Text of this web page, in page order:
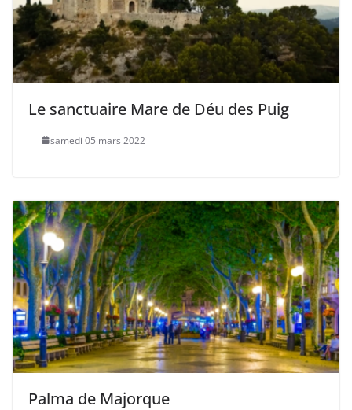
Le sanctuaire Mare de Déu des Puig
samedi 05 mars 2022
Palma de Majorque